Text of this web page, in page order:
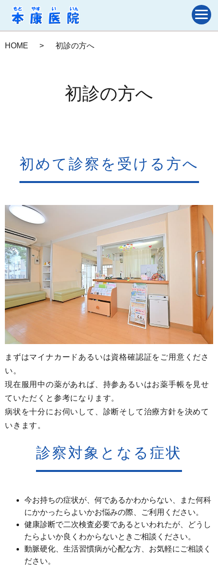
HOME 初診の方へ
初診の方へ
初めて診察を受ける方へ
まずはマイナカードあるいは資格確認証をご用意くださ
い。
現在服用中の薬があれば、持参あるいはお薬手帳を見せ
ていただくと参考になります。
病状を十分にお伺いして、診断そして治療方針を決めて
いきます。
診察対象となる症状
今お持ちの症状が、何であるかわからない、また何科
にかかったらよいかお悩みの際、ご利用ください。
健康診断で二次検査必要であるといわれたが、どうし
たらよいか良くわからないときご相談ください。
動脈硬化、生活習慣病が心配な方、お気軽にご相談く
ださい。